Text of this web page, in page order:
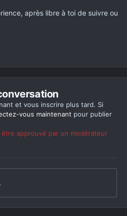
après libre à toi de suivre ou
et vous inscrire plus tard. Si
vous maintenant pour publier
approuvé par un modérateur